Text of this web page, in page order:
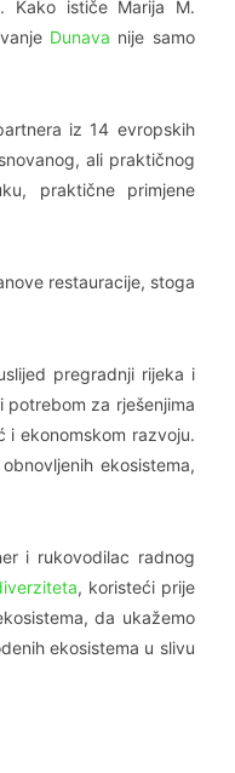
Kako ističe Marija M.
Dunava nije samo
iz 14 evropskih
ali praktičnog
praktične primjene
restauracije, stoga
pregradnji rijeka i
za rješenjima
i ekonomskom razvoju.
ekosistema,
i rukovodilac radnog
, koristeći prije
da ukažemo
ekosistema u slivu